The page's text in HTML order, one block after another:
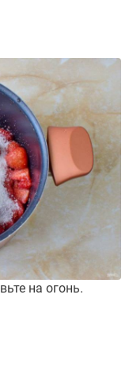
на огонь.